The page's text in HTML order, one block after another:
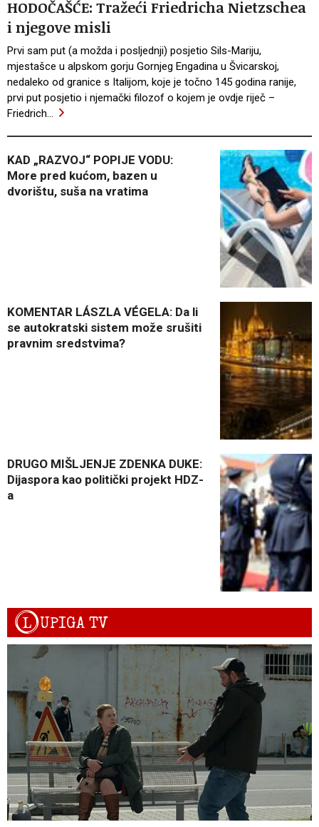
HODOČAŠĆE: Tražeći Friedricha Nietzschea
i njegove misli
Prvi sam put (a možda i posljednji) posjetio Sils-Mariju,
mjestašce u alpskom gorju Gornjeg Engadina u Švicarskoj,
nedaleko od granice s Italijom, koje je točno 145 godina ranije,
prvi put posjetio i njemački filozof o kojem je ovdje riječ –
Friedrich…
KAD „RAZVOJ“ POPIJE VODU:
More pred kućom, bazen u
dvorištu, suša na vratima
KOMENTAR LÁSZLA VÉGELA: Da li
se autokratski sistem može srušiti
pravnim sredstvima?
DRUGO MIŠLJENJE ZDENKA DUKE:
Dijaspora kao politički projekt HDZ-
a
LUPIGA TV